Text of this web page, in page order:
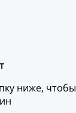
ниже, чтобы